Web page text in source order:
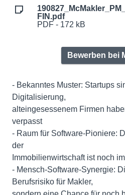
FIN.pdf
PDF - 172 kB
Bewerben bei
- Bekanntes Muster: Startups
Digitalisierung,
alteingesessenem Firmen
verpasst
- Raum für Software-Pioniere:
der
Immobilienwirtschaft ist noch
- Mensch-Software-Synergie:
Berufsrisiko für Makler,